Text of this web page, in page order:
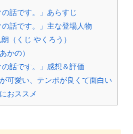
話です。」あらすじ
の話です。」主な登場人物
（くじ やくろう）
かの）
の話です。」感想＆評価
可愛い、テンポが良くて面白い
おススメ